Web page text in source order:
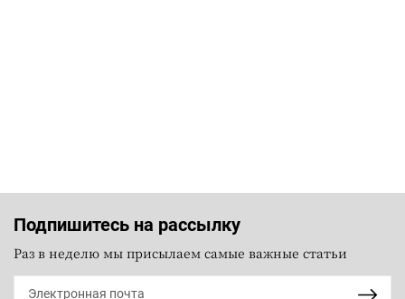
Подпишитесь на рассылку
Раз в неделю мы присылаем самые важные статьи